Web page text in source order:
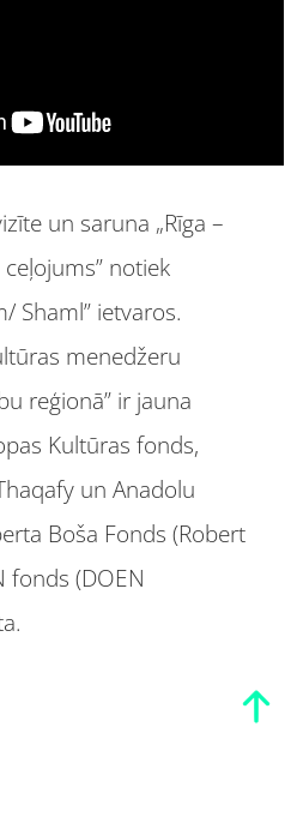
un saruna „Rīga –
notiek
Shaml” ietvaros.
menedžeru
reģionā” ir jauna
Kultūras fonds,
un Anadolu
Boša Fonds (Robert
fonds (DOEN